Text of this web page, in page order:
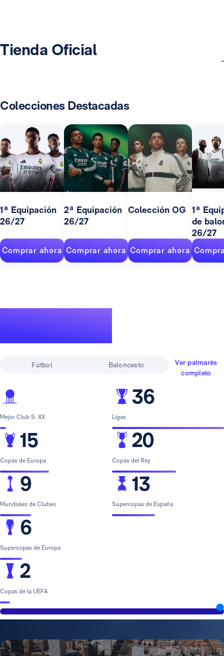
Tienda Oficial
Colecciones Destacadas
1ª Equipación
26/27
Comprar ahora
2ª Equipación
26/27
Comprar ahora
Colección OG
Comprar ahora
1ª
de
26/27
Fútbol Baloncesto
Ver palmarés
completo
Mejor Club S. XX
15
Copas de Europa
9
Mundiales de Clubes
6
Supercopas de Europa
2
Copas de la UEFA
36
Ligas
20
Copas del Rey
13
Supercopas de España